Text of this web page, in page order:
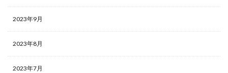
2023年9月
2023年8月
2023年7月